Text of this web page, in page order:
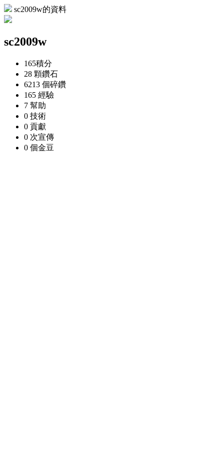
sc2009w的資料
sc2009w
165積分
28 顆鑽石
6213 個碎鑽
165 經驗
7 幫助
0 技術
0 貢獻
0 次宣傳
0 個金豆